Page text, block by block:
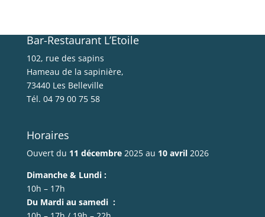
Bar-Restaurant L’Etoile
102, rue des sapins
Hameau de la sapinière,
73440 Les Belleville
Tél. 04 79 00 75 58
Horaires
Ouvert du 11 décembre2025 au 10 avril2026
Dimanche & Lundi :
10h – 17h
Du Mardi au samedi :